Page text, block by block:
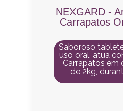
NEXGARD -
Carrapatos
Saboroso
uso oral, atua
Carrapatos em
de 2kg,